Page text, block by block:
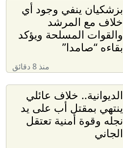
بزشكيان ينفي وجود أي
خلاف مع المرشد
والقوات المسلحة ويؤكد
بقاءه “صامدا”
منذ 8 دقائق
الديوانية.. خلاف عائلي
ينتهي بمقتل أب على يد
نجله وقوة أمنية تعتقل
الجاني